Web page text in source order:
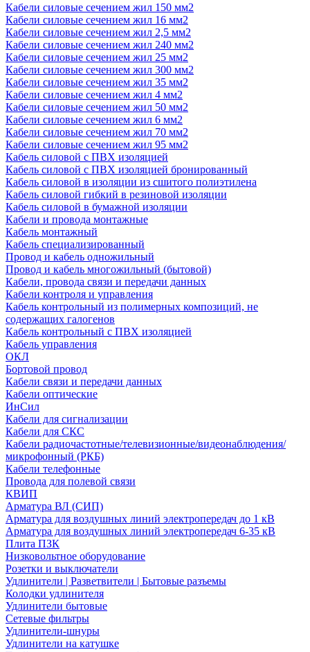
Кабели силовые сечением жил 150 мм2
Кабели силовые сечением жил 16 мм2
Кабели силовые сечением жил 2,5 мм2
Кабели силовые сечением жил 240 мм2
Кабели силовые сечением жил 25 мм2
Кабели силовые сечением жил 300 мм2
Кабели силовые сечением жил 35 мм2
Кабели силовые сечением жил 4 мм2
Кабели силовые сечением жил 50 мм2
Кабели силовые сечением жил 6 мм2
Кабели силовые сечением жил 70 мм2
Кабели силовые сечением жил 95 мм2
Кабель силовой с ПВХ изоляцией
Кабель силовой с ПВХ изоляцией бронированный
Кабель силовой в изоляции из сшитого полиэтилена
Кабель силовой гибкий в резиновой изоляции
Кабель силовой в бумажной изоляции
Кабели и провода монтажные
Кабель монтажный
Кабель специализированный
Провод и кабель одножильный
Провод и кабель многожильный (бытовой)
Кабели, провода связи и передачи данных
Кабели контроля и управления
Кабель контрольный из полимерных композиций, не
содержащих галогенов
Кабель контрольный с ПВХ изоляцией
Кабель управления
ОКЛ
Бортовой провод
Кабели связи и передачи данных
Кабели оптические
ИнСил
Кабели для сигнализации
Кабели для СКС
Кабели радиочастотные/телевизионные/видеонаблюдения/
микрофонный (РКБ)
Кабели телефонные
Провода для полевой связи
КВИП
Арматура ВЛ (СИП)
Арматура для воздушных линий электропередач до 1 кВ
Арматура для воздушных линий электропередач 6-35 кВ
Плита ПЗК
Низковольтное оборудование
Розетки и выключатели
Удлинители | Разветвители | Бытовые разъемы
Колодки удлинителя
Удлинители бытовые
Сетевые фильтры
Удлинители-шнуры
Удлинители на катушке